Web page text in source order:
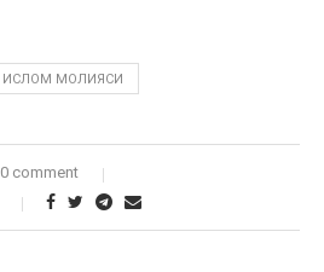
ИСЛОМ МОЛИЯСИ
0 comment